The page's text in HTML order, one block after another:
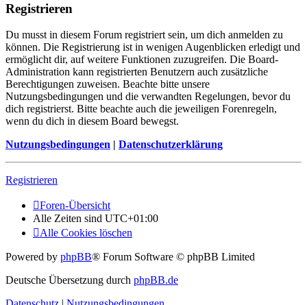
Registrieren
Du musst in diesem Forum registriert sein, um dich anmelden zu
können. Die Registrierung ist in wenigen Augenblicken erledigt und
ermöglicht dir, auf weitere Funktionen zuzugreifen. Die Board-
Administration kann registrierten Benutzern auch zusätzliche
Berechtigungen zuweisen. Beachte bitte unsere
Nutzungsbedingungen und die verwandten Regelungen, bevor du
dich registrierst. Bitte beachte auch die jeweiligen Forenregeln,
wenn du dich in diesem Board bewegst.
Nutzungsbedingungen | Datenschutzerklärung
Registrieren
Foren-Übersicht
Alle Zeiten sind UTC+01:00
Alle Cookies löschen
Powered by phpBB® Forum Software © phpBB Limited
Deutsche Übersetzung durch phpBB.de